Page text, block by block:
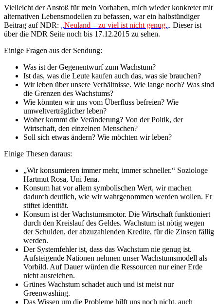
Vielleicht der Anstoß für mein Vorhaben, mich wieder konkreter mit
alternativen Lebensmodellen zu befassen, war ein halbstündiger
Beitrag auf NDR: „Neuland – zu viel ist nicht genug„. Dieser ist
über die NDR Seite noch bis 17.12.2015 zu sehen.
Einige Fragen aus der Sendung:
Was ist der Gegenentwurf zum Wachstum?
Ist das, was die Leute kaufen auch das, was sie brauchen?
Wir leben über unsere Verhältnisse. Wie lange noch? Was sind
die Grenzen des Wachstums?
Wie könnten wir uns vom Überfluss befreien? Wie
umweltverträglicher leben?
Woher kommt die Veränderung? Von der Poltik, der
Wirtschaft, den einzelnen Menschen?
Soll sich etwas ändern? Wie möchten wir leben?
Einige Thesen daraus:
„Wir konsumieren immer mehr, immer schneller.“ Soziologe
Hartmut Rosa, Uni Jena.
Konsum hat vor allem symbolischen Wert, wir machen
dadurch deutlich, wie wir wahrgenommen werden wollen. Er
stiftet Identität.
Konsum ist der Wachstumsmotor. Die Wirtschaft funktioniert
durch den Kreislauf des Geldes. Wachstum ist nötig wegen
der Schulden, der abzuzahlenden Kredite, für die Zinsen fällig
werden.
Der Systemfehler ist, dass das Wachstum nie genug ist.
Aufsteigende Nationen nehmen unser Wachstumsmodell als
Vorbild. Auf Dauer würden die Ressourcen nur einer Erde
nicht ausreichen.
Grünes Wachstum schadet auch und ist meist nur
Greenwashing.
Das Wissen um die Probleme hilft uns noch nicht, auch